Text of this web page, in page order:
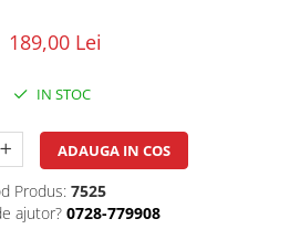
189,00 Lei
IN STOC
ADAUGA IN COS
Produs: 7525
ajutor? 0728-779908